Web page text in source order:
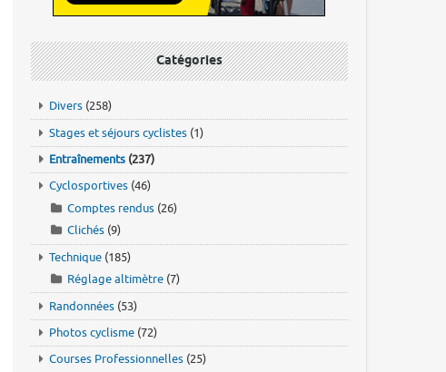
Catégories
Divers (258)
Stages et séjours cyclistes (1)
Entraînements (237)
Cyclosportives (46)
Comptes rendus (26)
Clichés (9)
Technique (185)
Réglage altimètre (7)
Randonnées (53)
Photos cyclisme (72)
Courses Professionnelles (25)